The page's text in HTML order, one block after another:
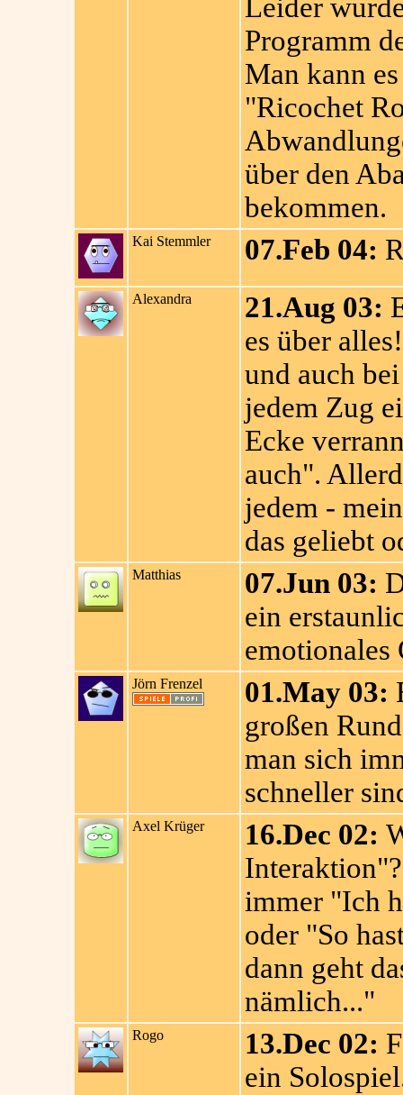
Leider
Programm
Man kann
"Ricochet
über den
bekommen.
Kai Stemmler 07.Feb 04:
Alexandra 21.Aug 03:
es über
und auch
jedem Zug
Ecke
auch".
jedem -
das geliebt
Matthias 07.Jun 03:
ein
emotionales
Jörn Frenzel 01.May 03:
großen
man sich
schneller
Axel Krüger 16.Dec 02:
immer "Ich
oder "So
dann geht
nämlich..."
Rogo 13.Dec 02:
ein